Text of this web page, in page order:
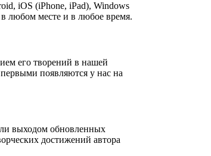
iOS (iPhone, iPad), Windows
любом месте и в любое время.
его творений в нашей
появляются у нас на
выходом обновленных
достижений автора